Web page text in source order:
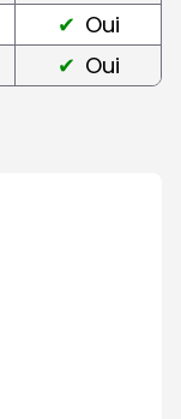
Oui
Oui